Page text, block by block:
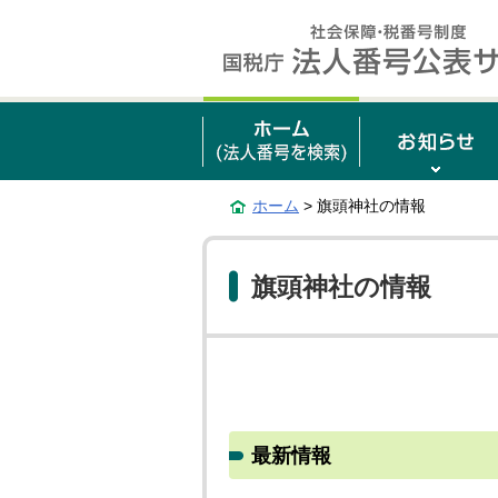
ホーム > 旗頭神社の情報
旗頭神社の情報
最新情報